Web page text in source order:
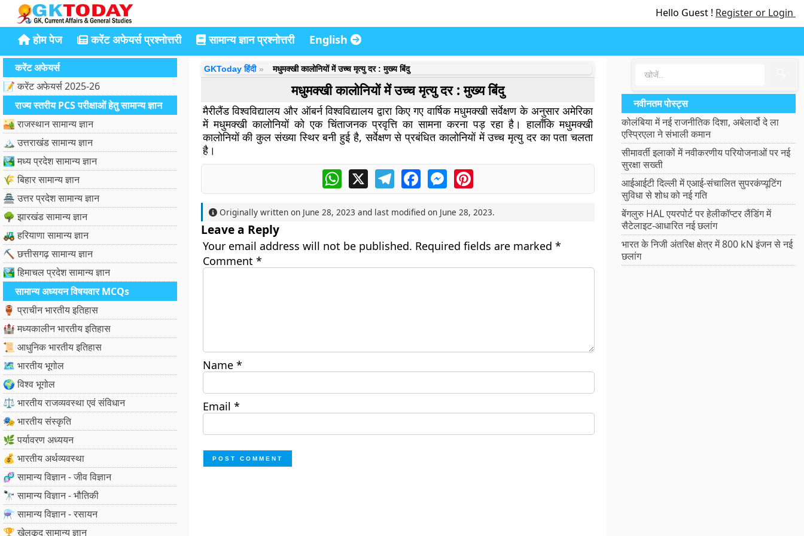
Hello Guest ! Register or Login
होम पेज करेंट अफेयर्स प्रश्नोत्तरी सामान्य ज्ञान प्रश्नोत्तरी English
करेंट अफेयर्स
📝 करेंट अफेयर्स 2025-26
राज्य स्तरीय PCS परीक्षाओं हेतु सामान्य ज्ञान
🏜️ राजस्थान सामान्य ज्ञान
🏔️ उत्तराखंड सामान्य ज्ञान
🏞️ मध्य प्रदेश सामान्य ज्ञान
🌾 बिहार सामान्य ज्ञान
🏯 उत्तर प्रदेश सामान्य ज्ञान
🌳 झारखंड सामान्य ज्ञान
🚜 हरियाणा सामान्य ज्ञान
⛏️ छत्तीसगढ़ सामान्य ज्ञान
🏞️ हिमाचल प्रदेश सामान्य ज्ञान
सामान्य अध्ययन विषयवार MCQs
🏺 प्राचीन भारतीय इतिहास
🏰 मध्यकालीन भारतीय इतिहास
📜 आधुनिक भारतीय इतिहास
🗺️ भारतीय भूगोल
🌍 विश्व भूगोल
⚖️ भारतीय राजव्यवस्था एवं संविधान
🎭 भारतीय संस्कृति
🌿 पर्यावरण अध्ययन
💰 भारतीय अर्थव्यवस्था
🧬 सामान्य विज्ञान - जीव विज्ञान
🔭 सामान्य विज्ञान - भौतिकी
⚗️ सामान्य विज्ञान - रसायन
🏆 खेलकूद सामान्य ज्ञान
GKToday हिंदी मधुमक्खी कालोनियों में उच्च मृत्यु दर : मुख्य बिंदु
मधुमक्खी कालोनियों में उच्च मृत्यु दर : मुख्य बिंदु
मैरीलैंड विश्वविद्यालय और ऑबर्न विश्वविद्यालय द्वारा किए गए वार्षिक मधुमक्खी सर्वेक्षण के अनुसार अमेरिका
में मधुमक्खी कालोनियों को एक चिंताजनक प्रवृत्ति का सामना करना पड़ रहा है। हालाँकि मधुमक्खी
कालोनियों की कुल संख्या स्थिर बनी हुई है, सर्वेक्षण से प्रबंधित कालोनियों में उच्च मृत्यु दर का पता चलता
है।
WhatsApp
X TelegramFacebookMessengerPinterest
Originally written on June 28, 2023 and last modified on June 28, 2023.
Leave a Reply
Your email address will not be published. Required fields are marked *
Comment *
Name *
Email *
नवीनतम पोस्ट्स
कोलंबिया में नई राजनीतिक दिशा, अबेलार्दो दे ला
एस्प्रिएला ने संभाली कमान
सीमावर्ती इलाकों में नवीकरणीय परियोजनाओं पर नई
सुरक्षा सख्ती
आईआईटी दिल्ली में एआई-संचालित सुपरकंप्यूटिंग
सुविधा से शोध को नई गति
बेंगलुरु HAL एयरपोर्ट पर हेलीकॉप्टर लैंडिंग में
सैटेलाइट-आधारित नई छलांग
भारत के निजी अंतरिक्ष क्षेत्र में 800 kN इंजन से नई
छलांग